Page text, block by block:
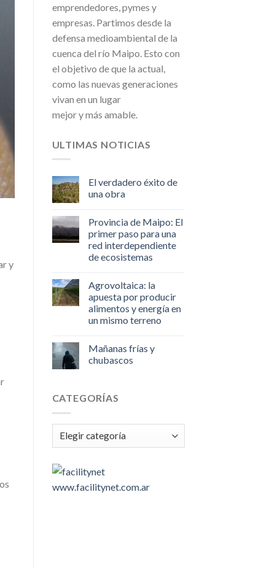
y
emprendedores, pymes y
empresas. Partimos desde la
defensa medioambiental de la
cuenca del río Maipo. Esto con
el objetivo de que la actual,
como las nuevas generaciones
vivan en un lugar
mejor y más amable.
ULTIMAS NOTICIAS
El verdadero éxito de
una obra
Provincia de Maipo: El
primer paso para una
red interdependiente
de ecosistemas
Agrovoltaica: la
apuesta por producir
alimentos y energía en
un mismo terreno
Mañanas frías y
chubascos
CATEGORÍAS
Categorías
www.facilitynet.com.ar